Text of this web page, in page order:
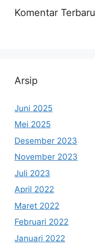
Komentar Terbaru
Arsip
Juni 2025
Mei 2025
Desember 2023
November 2023
Juli 2023
April 2022
Maret 2022
Februari 2022
Januari 2022